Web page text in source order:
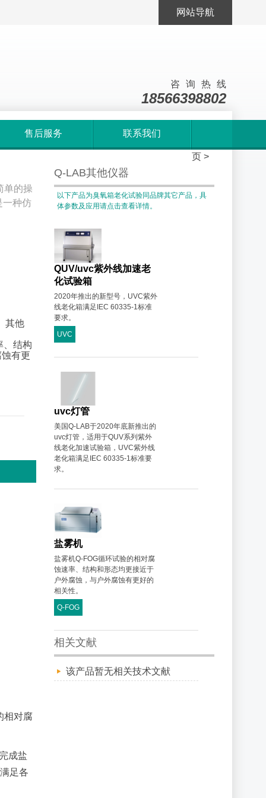
网站导航
咨询热线
18566398802
售后服务 联系我们
页 >
单的操
一种仿
其他
、结构
有更
相对腐
成盐
足各
Q-LAB其他仪器
以下产品为臭氧箱老化试验同品牌其它产品，具
体参数及应用请点击查看详情。
QUV/uvc紫外线加速老
化试验箱
2020年推出的新型号，UVC紫外
线老化箱满足IEC 60335-1标准
要求。
UVC
uvc灯管
美国Q-LAB于2020年底新推出的
uvc灯管，适用于QUV系列紫外
线老化加速试验箱，UVC紫外线
老化箱满足IEC 60335-1标准要
求。
盐雾机
盐雾机Q-FOG循环试验的相对腐
蚀速率、结构和形态均更接近于
户外腐蚀，与户外腐蚀有更好的
相关性。
Q-FOG
相关文献
该产品暂无相关技术文献